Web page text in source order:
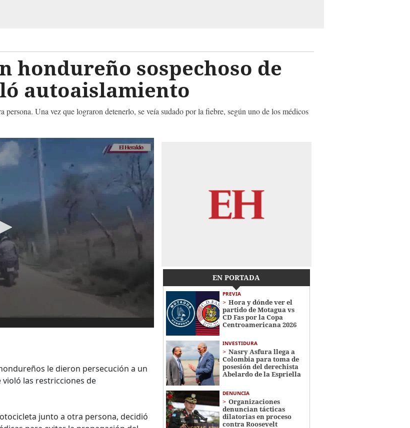
hondureño sospechoso de
autoaislamiento
persona. Una vez que lograron detenerlo, se veía sudado por la fiebre, según uno de los médicos
le dieron persecución a un
violó las restricciones de
junto a otra persona, decidió
EN PORTADA
PREVIA
Hora y dónde ver el
partido de Motagua vs
CD Fas por la Copa
Centroamericana 2026
INVESTIDURA
Nasry Asfura llega a
Colombia para toma de
posesión del derechista
Abelardo de la Espriella
DENUNCIA
Organizaciones
denuncian tácticas
dilatorias en proceso
contra Roosevelt